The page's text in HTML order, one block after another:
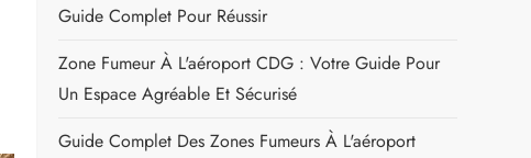
Guide Complet Pour Réussir
Zone Fumeur À L'aéroport CDG : Votre Guide Pour
Un Espace Agréable Et Sécurisé
Guide Complet Des Zones Fumeurs À L'aéroport